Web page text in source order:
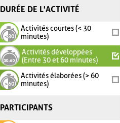
DURÉE DE L'ACTIVITÉ
Activités courtes (< 30
minutes)
Activités développées
(Entre 30 et 60 minutes)
Activités élaborées (> 60
minutes)
PARTICIPANTS